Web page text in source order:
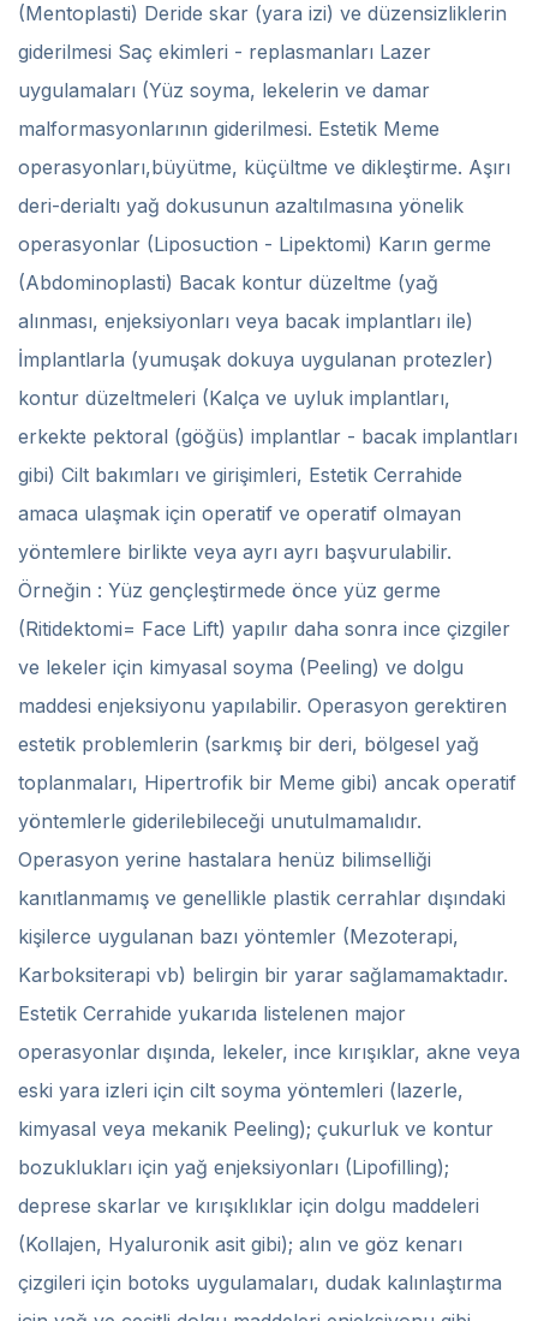
(Mentoplasti) Deride skar (yara izi) ve düzensizliklerin
giderilmesi Saç ekimleri - replasmanları Lazer
uygulamaları (Yüz soyma, lekelerin ve damar
malformasyonlarının giderilmesi. Estetik Meme
operasyonları,büyütme, küçültme ve dikleştirme. Aşırı
deri-derialtı yağ dokusunun azaltılmasına yönelik
operasyonlar (Liposuction - Lipektomi) Karın germe
(Abdominoplasti) Bacak kontur düzeltme (yağ
alınması, enjeksiyonları veya bacak implantları ile)
İmplantlarla (yumuşak dokuya uygulanan protezler)
kontur düzeltmeleri (Kalça ve uyluk implantları,
erkekte pektoral (göğüs) implantlar - bacak implantları
gibi) Cilt bakımları ve girişimleri, Estetik Cerrahide
amaca ulaşmak için operatif ve operatif olmayan
yöntemlere birlikte veya ayrı ayrı başvurulabilir.
Örneğin : Yüz gençleştirmede önce yüz germe
(Ritidektomi= Face Lift) yapılır daha sonra ince çizgiler
ve lekeler için kimyasal soyma (Peeling) ve dolgu
maddesi enjeksiyonu yapılabilir. Operasyon gerektiren
estetik problemlerin (sarkmış bir deri, bölgesel yağ
toplanmaları, Hipertrofik bir Meme gibi) ancak operatif
yöntemlerle giderilebileceği unutulmamalıdır.
Operasyon yerine hastalara henüz bilimselliği
kanıtlanmamış ve genellikle plastik cerrahlar dışındaki
kişilerce uygulanan bazı yöntemler (Mezoterapi,
Karboksiterapi vb) belirgin bir yarar sağlamamaktadır.
Estetik Cerrahide yukarıda listelenen major
operasyonlar dışında, lekeler, ince kırışıklar, akne veya
eski yara izleri için cilt soyma yöntemleri (lazerle,
kimyasal veya mekanik Peeling); çukurluk ve kontur
bozuklukları için yağ enjeksiyonları (Lipofilling);
deprese skarlar ve kırışıklıklar için dolgu maddeleri
(Kollajen, Hyaluronik asit gibi); alın ve göz kenarı
çizgileri için botoks uygulamaları, dudak kalınlaştırma